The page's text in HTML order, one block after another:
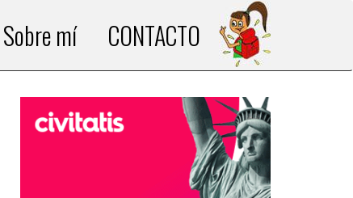
Sobre mí CONTACTO